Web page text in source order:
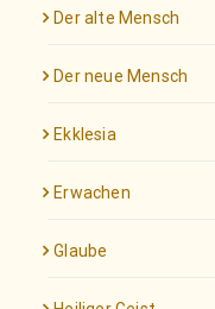
Der alte Mensch
Der neue Mensch
Ekklesia
Erwachen
Glaube